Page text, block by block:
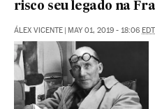
risco seu legado na
ÁLEX VICENTE MAY 01, 2019 - 18:06 EDT